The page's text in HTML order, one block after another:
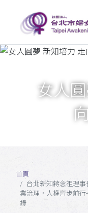
女人
首頁
台北新知蔣念祖理
業治理，人權齊步前
錄